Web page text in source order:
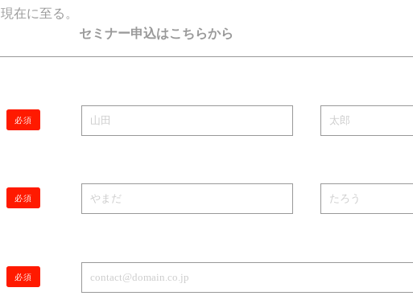
現在に至る。
セミナー申込はこちらから
必須
必須
必須